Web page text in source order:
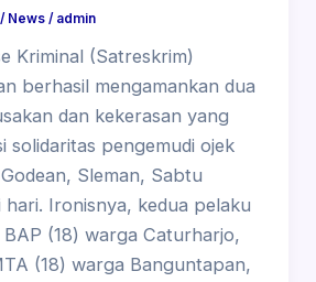
/ News/ admin
Kriminal (Satreskrim)
berhasil mengamankan dua
dan kekerasan yang
solidaritas pengemudi ojek
Sleman, Sabtu
Ironisnya, kedua pelaku
(18) warga Caturharjo,
(18) warga Banguntapan,